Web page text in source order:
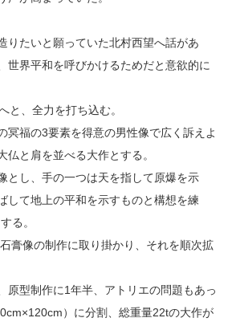
りたいと願っていた北村西望へ話があ
世界平和を呼びかけるためだと意欲的に
と、全力を打ち込む。
冥福の3要素を得意の男性像で広く訴えよ
仏と肩を並べる大作とする。
とし、手の一つは天を指して原爆を示
して地上の平和を示すものと構想を練
る。
膏像の制作に取り掛かり、それを順次拡
原型制作に1年半、アトリエの問題もあっ
）に分割、総重量22tの大作が